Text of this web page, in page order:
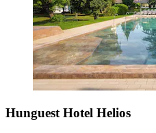
Hunguest Hotel Helios